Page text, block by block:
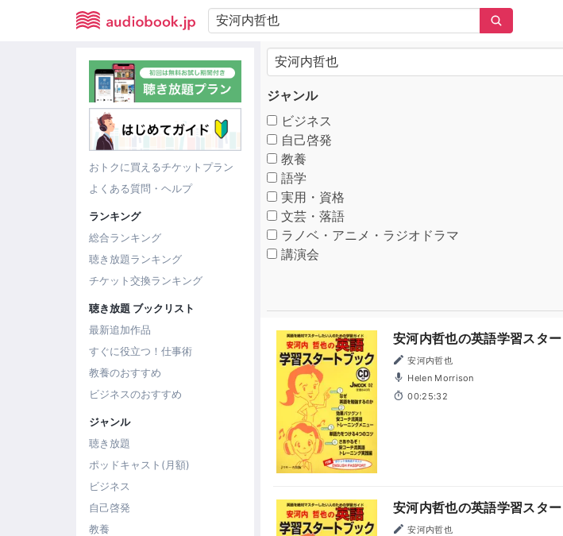
おトクに買えるチケットプラン
よくある質問・ヘルプ
ランキング
総合ランキング
聴き放題ランキング
チケット交換ランキング
聴き放題 ブックリスト
最新追加作品
すぐに役立つ！仕事術
教養のおすすめ
ビジネスのおすすめ
ジャンル
聴き放題
ポッドキャスト(月額)
ビジネス
自己啓発
教養
ジャンル
ビジネス
自己啓発
教養
語学
実用・資格
文芸・落語
ラノベ・アニメ・ラジオドラマ
講演会
安河内哲也の英語学習スタ
安河内哲也
Helen Morrison
00:25:32
安河内哲也の英語学習スタ
安河内哲也